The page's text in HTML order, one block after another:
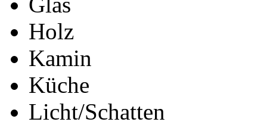
Holz
Kamin
Küche
Licht/Schatten